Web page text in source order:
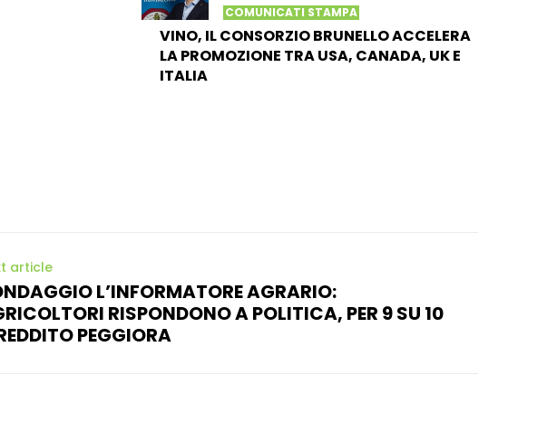
COMUNICATI STAMPA
VINO, IL CONSORZIO BRUNELLO ACCELERA
LA PROMOZIONE TRA USA, CANADA, UK E
ITALIA
article
L’INFORMATORE AGRARIO:
RISPONDONO A POLITICA, PER 9 SU 10
PEGGIORA